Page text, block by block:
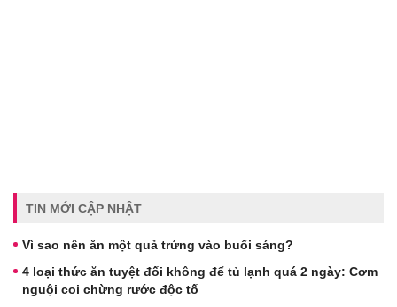
TIN MỚI CẬP NHẬT
Vì sao nên ăn một quả trứng vào buổi sáng?
4 loại thức ăn tuyệt đối không để tủ lạnh quá 2 ngày: Cơm
nguội coi chừng rước độc tố